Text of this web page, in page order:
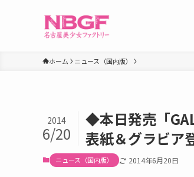
ホーム ニュース（国内版）
◆本日発売「
表紙＆グラビア
2014
6/20
ニュース（国内版） 2014年6月20日